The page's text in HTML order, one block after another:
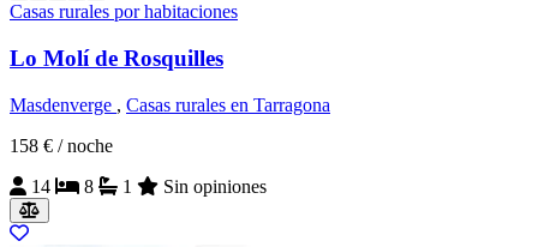
Casas rurales por habitaciones
Lo Molí de Rosquilles
Masdenverge , Casas rurales en Tarragona
158 € / noche
14
8 1 Sin opiniones